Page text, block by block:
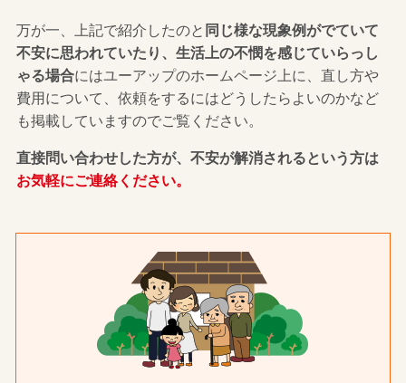
万が一、上記で紹介したのと 同じ様な現象例がでていて
不安に思われていたり、生活上の不憫を感じていらっし
ゃる場合にはユーアップのホームページ上に、直し方や
費用について、依頼をするにはどうしたらよいのかなど
も掲載していますのでご覧ください。
直接問い合わせした方が、不安が解消されるという方は
お気軽にご連絡ください。